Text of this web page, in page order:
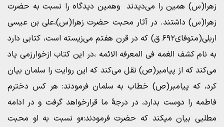
زهرا(س) همین را می‌دیدند وهمین دیدگاه را نسبت به حضرت
زهرا(س) داشتند. در آثار محبت حضرت زهرا(س)،علی بن عیسی
اربلی(متوفای۶۹۲ ق) که در قرن هفتم می‌زیسته است، کتابی دارد
به نام کشف الغمه فی المعرفه الائمه ،در این کتاب ازخوارزمی یاد
می‌کند که از پیامبر(ص) نقل می‌کند که این روایت را سلمان بیان
کرد، که پیامبر(ص) خطاب به سلمان فرمودند: هر کس دخترم
فاطمه را دوست بدارد، در درجۀ ما قرارخواهد گرفت و در ادامه
مطلبی بیان میکند که حضرت فرمودند:«و نسبت به او محبت